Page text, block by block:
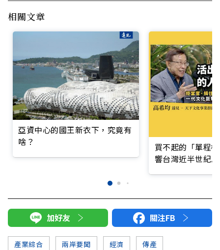
相關文章
亞資中心的國王新衣下，究竟有
啥？
買不起的「單程
響台灣近半世紀
加好友 關注FB
產業綜合 兩岸要聞 經濟 傳產